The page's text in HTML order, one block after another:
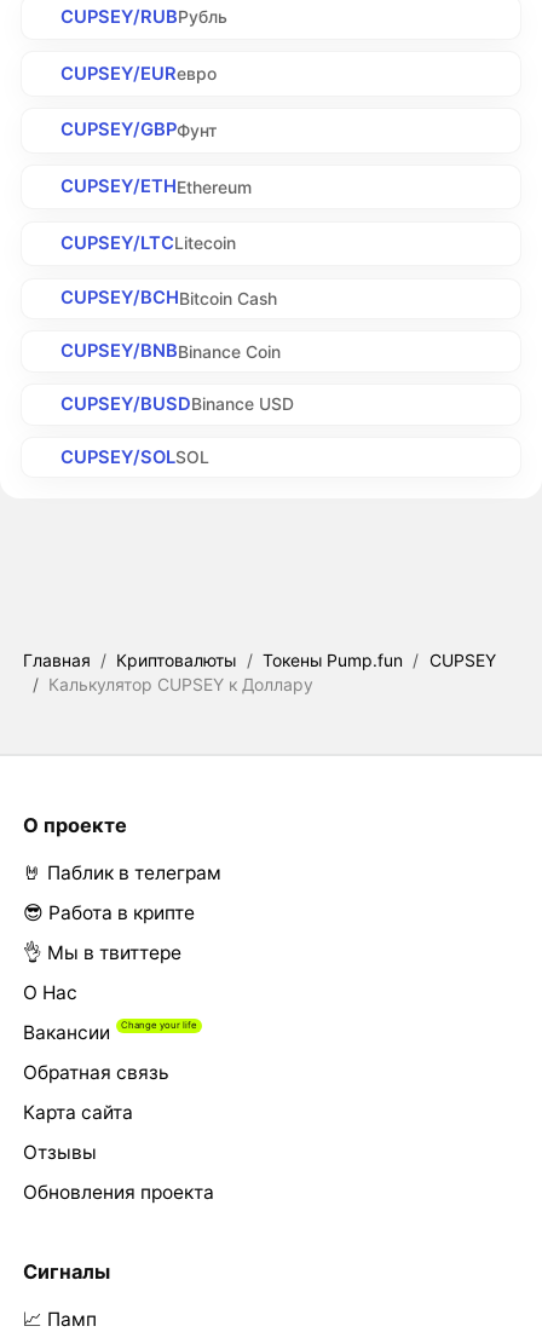
CUPSEY/RUBРубль
CUPSEY/EURевро
CUPSEY/GBPФунт
CUPSEY/ETHEthereum
CUPSEY/LTCLitecoin
CUPSEY/BCHBitcoin Cash
CUPSEY/BNBBinance Coin
CUPSEY/BUSDBinance USD
CUPSEY/SOLSOL
Главная / Криптовалюты / Токены Pump.fun / CUPSEY
/ Калькулятор CUPSEY к Доллару
О проекте
🤘 Паблик в телеграм
😎 Работа в крипте
👌 Мы в твиттере
О Нас
Вакансии
Обратная связь
Карта сайта
Отзывы
Обновления проекта
Сигналы
📈 Памп